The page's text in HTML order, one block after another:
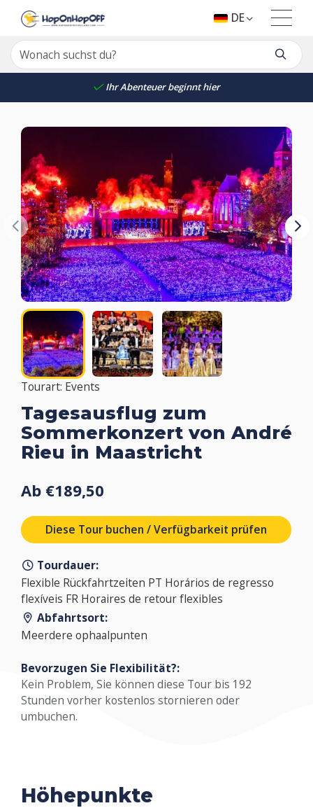
Ihr Abenteuer beginnt hier
DE
Tourart: Events
Tagesausflug zum
Sommerkonzert von André
Rieu in Maastricht
Ab €189,50
Diese Tour buchen / Verfügbarkeit prüfen
Tourdauer:
Flexible Rückfahrtzeiten PT Horários de regresso
flexíveis FR Horaires de retour flexibles
Abfahrtsort:
Meerdere ophaalpunten
Bevorzugen Sie Flexibilität?:
Kein Problem, Sie können diese Tour bis 192
Stunden vorher kostenlos stornieren oder
umbuchen.
Höhepunkte